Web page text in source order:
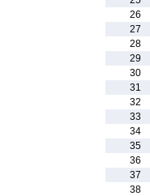
26
27
28
29
30
31
32
33
34
35
36
37
38